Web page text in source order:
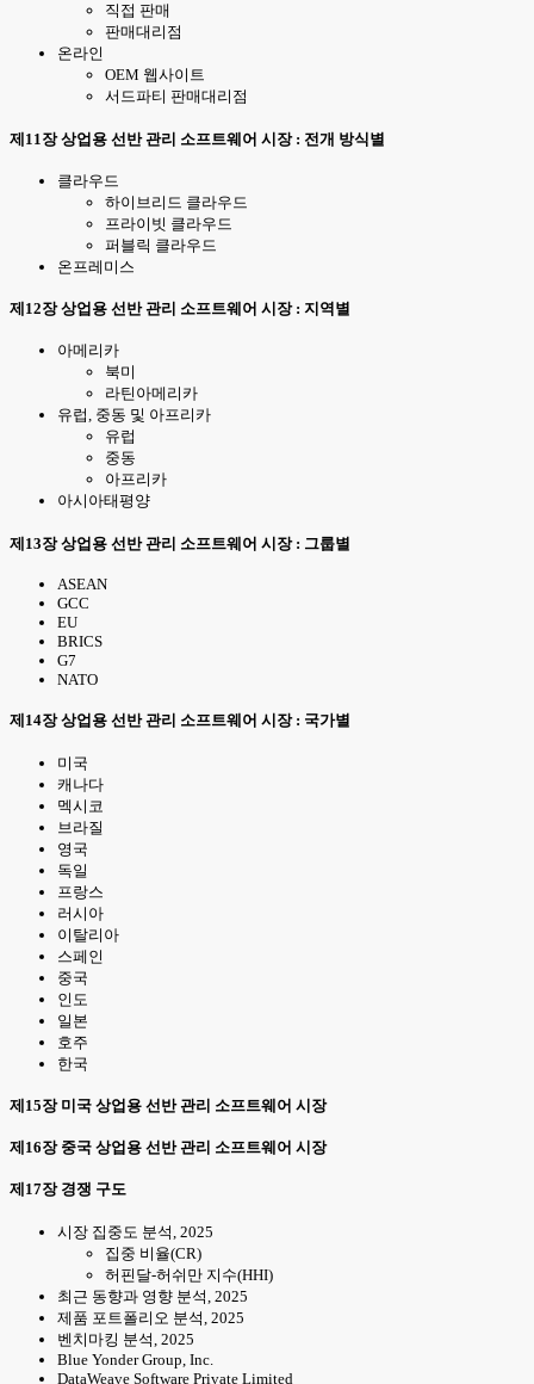
직접 판매
판매대리점
온라인
OEM 웹사이트
서드파티 판매대리점
제11장 상업용 선반 관리 소프트웨어 시장 : 전개 방식별
클라우드
하이브리드 클라우드
프라이빗 클라우드
퍼블릭 클라우드
온프레미스
제12장 상업용 선반 관리 소프트웨어 시장 : 지역별
아메리카
북미
라틴아메리카
유럽, 중동 및 아프리카
유럽
중동
아프리카
아시아태평양
제13장 상업용 선반 관리 소프트웨어 시장 : 그룹별
ASEAN
GCC
EU
BRICS
G7
NATO
제14장 상업용 선반 관리 소프트웨어 시장 : 국가별
미국
캐나다
멕시코
브라질
영국
독일
프랑스
러시아
이탈리아
스페인
중국
인도
일본
호주
한국
제15장 미국 상업용 선반 관리 소프트웨어 시장
제16장 중국 상업용 선반 관리 소프트웨어 시장
제17장 경쟁 구도
시장 집중도 분석, 2025
집중 비율(CR)
허핀달-허쉬만 지수(HHI)
최근 동향과 영향 분석, 2025
제품 포트폴리오 분석, 2025
벤치마킹 분석, 2025
Blue Yonder Group, Inc.
DataWeave Software Private Limited